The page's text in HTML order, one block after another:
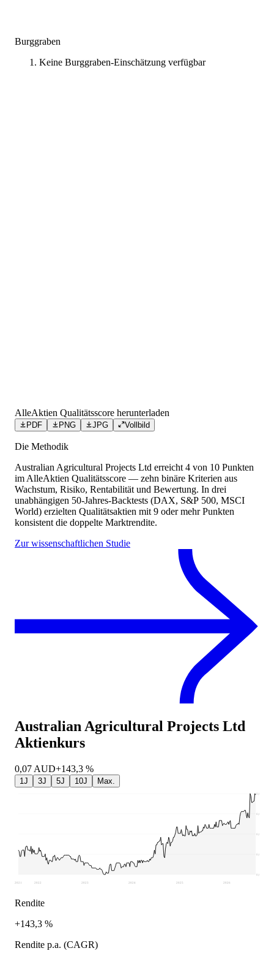
Burggraben
Keine Burggraben-Einschätzung verfügbar
AlleAktien Qualitätsscore herunterladen
PDF PNG JPG Vollbild
Die Methodik
Australian Agricultural Projects Ltd erreicht 4 von 10 Punkten
im AlleAktien Qualitätsscore — zehn binäre Kriterien aus
Wachstum, Risiko, Rentabilität und Bewertung. In drei
unabhängigen 50-Jahres-Backtests (DAX, S&P 500, MSCI
World) erzielten Qualitätsaktien mit 9 oder mehr Punkten
konsistent die doppelte Marktrendite.
Zur wissenschaftlichen Studie
Australian Agricultural Projects Ltd
Aktienkurs
0,07 AUD+143,3 %
1J 3J 5J 10J Max.
0,01
0,03
0,04
0,06
0,07
2021 2022 2023 2024 2025 2026
Rendite
+143,3 %
Rendite p.a. (CAGR)